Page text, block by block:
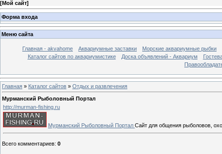
[Мой сайт]
Форма входа
Меню сайта
Главная - akvahome Аквариумные заставки
Морские аквариумные рыбки
Каталог сайтов по аквариумистике
Доска объявлений - Аквариум
Главная » Каталог сайтов » Отдых и развлечения
Мурманский Рыболовный Портал
http://murman-fishing.ru
Мурманский Рыболовный Портал Сайт для общения рыболовов,
Всего комментариев: 0